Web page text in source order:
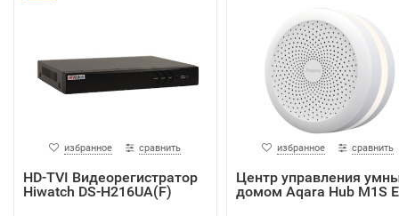
избранное сравнить
HD-TVI Видеорегистратор
Hiwatch DS-H216UA(F)
избранное сравнить
Центр управления
домом Aqara Hub M1S